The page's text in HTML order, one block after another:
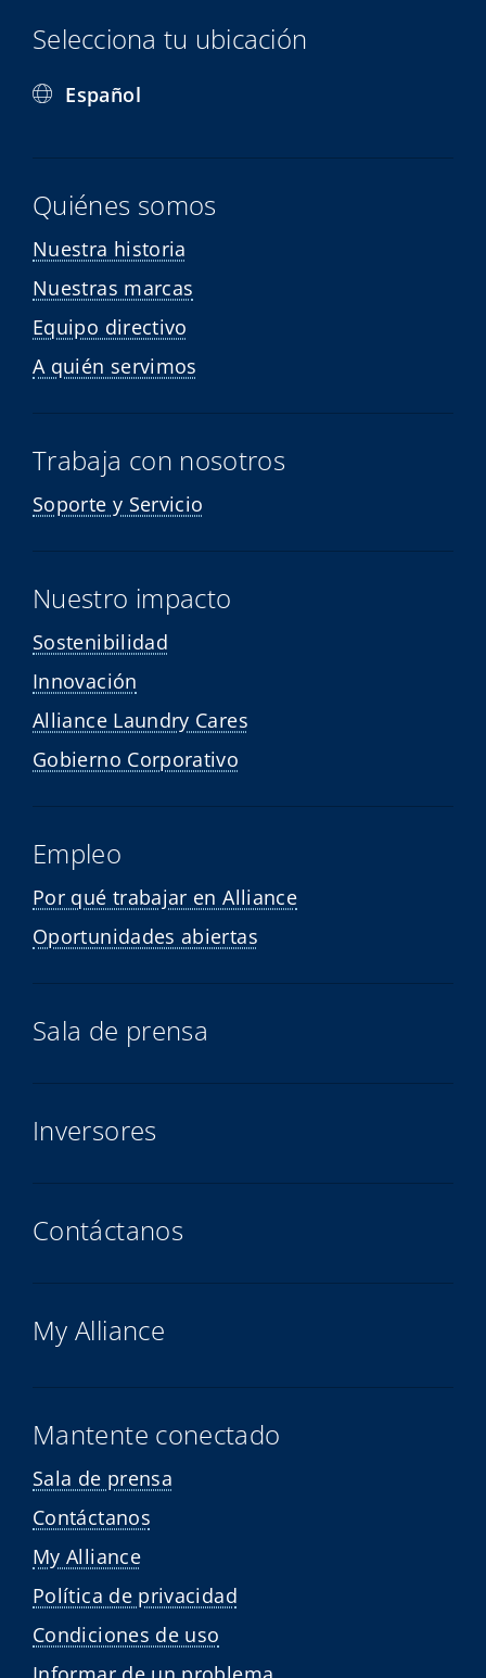
Selecciona tu ubicación
Español
Quiénes somos
Nuestra historia
Nuestras marcas
Equipo directivo
A quién servimos
Trabaja con nosotros
Soporte y Servicio
Nuestro impacto
Sostenibilidad
Innovación
Alliance Laundry Cares
Gobierno Corporativo
Empleo
Por qué trabajar en Alliance
Oportunidades abiertas
Sala de prensa
Inversores
Contáctanos
My Alliance
Mantente conectado
Sala de prensa
Contáctanos
My Alliance
Política de privacidad
Condiciones de uso